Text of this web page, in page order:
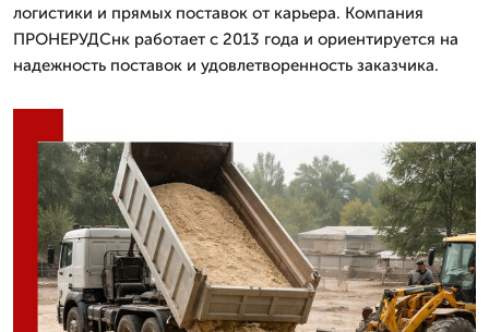
логистики и прямых поставок от карьера. Компания
ПРОНЕРУДСнк работает с 2013 года и ориентируется на
надежность поставок и удовлетворенность заказчика.